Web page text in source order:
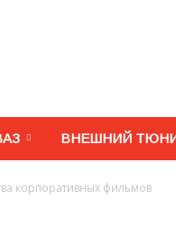
ВНЕШНИЙ
корпоративных фильмов